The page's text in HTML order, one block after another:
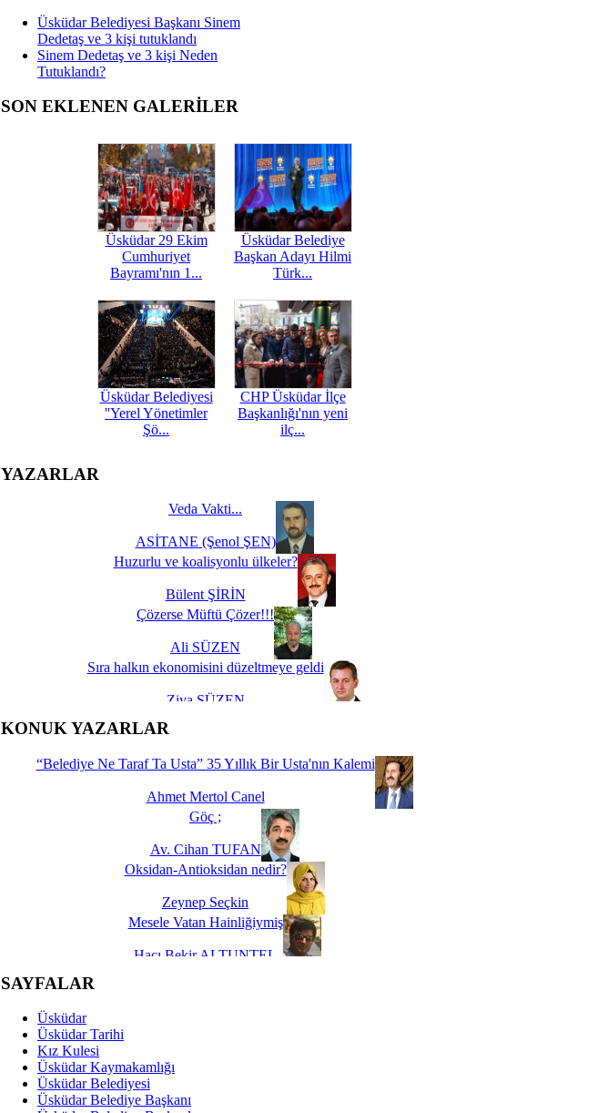
Üsküdar Belediyesi Başkanı Sinem
Dedetaş ve 3 kişi tutuklandı
Sinem Dedetaş ve 3 kişi Neden
Tutuklandı?
SON EKLENEN GALERİLER
Üsküdar 29 Ekim
Cumhuriyet
Bayramı'nın 1...
Üsküdar Belediye
Başkan Adayı Hilmi
Türk...
Üsküdar Belediyesi
''Yerel Yönetimler
Şö...
CHP Üsküdar İlçe
Başkanlığı'nın yeni
ilç...
YAZARLAR
Veda Vakti...
ASİTANE (Şenol ŞEN)
Huzurlu ve koalisyonlu ülkeler?
Bülent ŞİRİN
Çözerse Müftü Çözer!!!
Ali SÜZEN
Sıra halkın ekonomisini düzeltmeye geldi
Ziya SÜZEN
İşte Biz buyuz...
KONUK YAZARLAR
“Belediye Ne Taraf Ta Usta” 35 Yıllık Bir Usta'nın Kalemi
Ahmet Mertol Canel
Göç ;
Av. Cihan TUFAN
Oksidan-Antioksidan nedir?
Zeynep Seçkin
Mesele Vatan Hainliğiymiş
Hacı Bekir ALTUNTEL
Dünya Fani, Ama Kısa Bir Süre De Olsa Burdayız
Savaş ŞENEL
Hukukun Adaleti Kalmadı Üstadım!
SAYFALAR
Üsküdar
Üsküdar Tarihi
Kız Kulesi
Üsküdar Kaymakamlığı
Üsküdar Belediyesi
Üsküdar Belediye Başkanı